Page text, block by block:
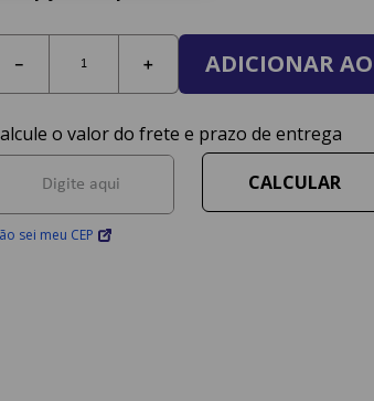
＋
－ ADICIONAR
sei meu CEP